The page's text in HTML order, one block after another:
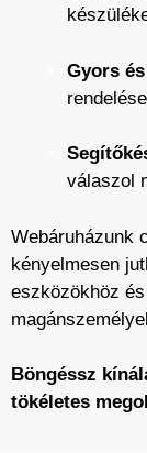
Gyors
válaszol
Webáruházunk
kényelmesen
eszközökhöz
Böngéssz
tökéletes